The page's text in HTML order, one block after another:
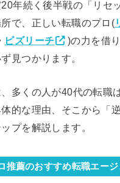
年続く後半戦の「リセ
で、正しい転職のプロ(
ビズリーチ
)の力を借
見つかります。
多くの人が40代の転職
的な理由、そこから「
プを解説します。
推薦のおすすめ転職エージ